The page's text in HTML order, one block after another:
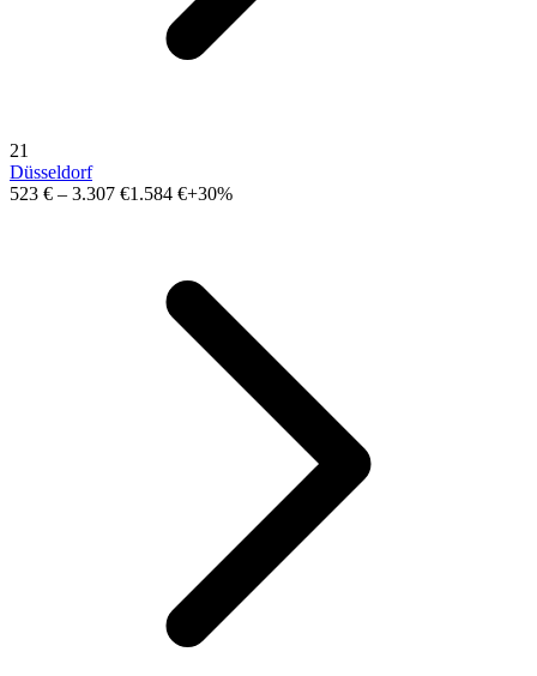
21
Düsseldorf
523 € – 3.307 €1.584 €+30%